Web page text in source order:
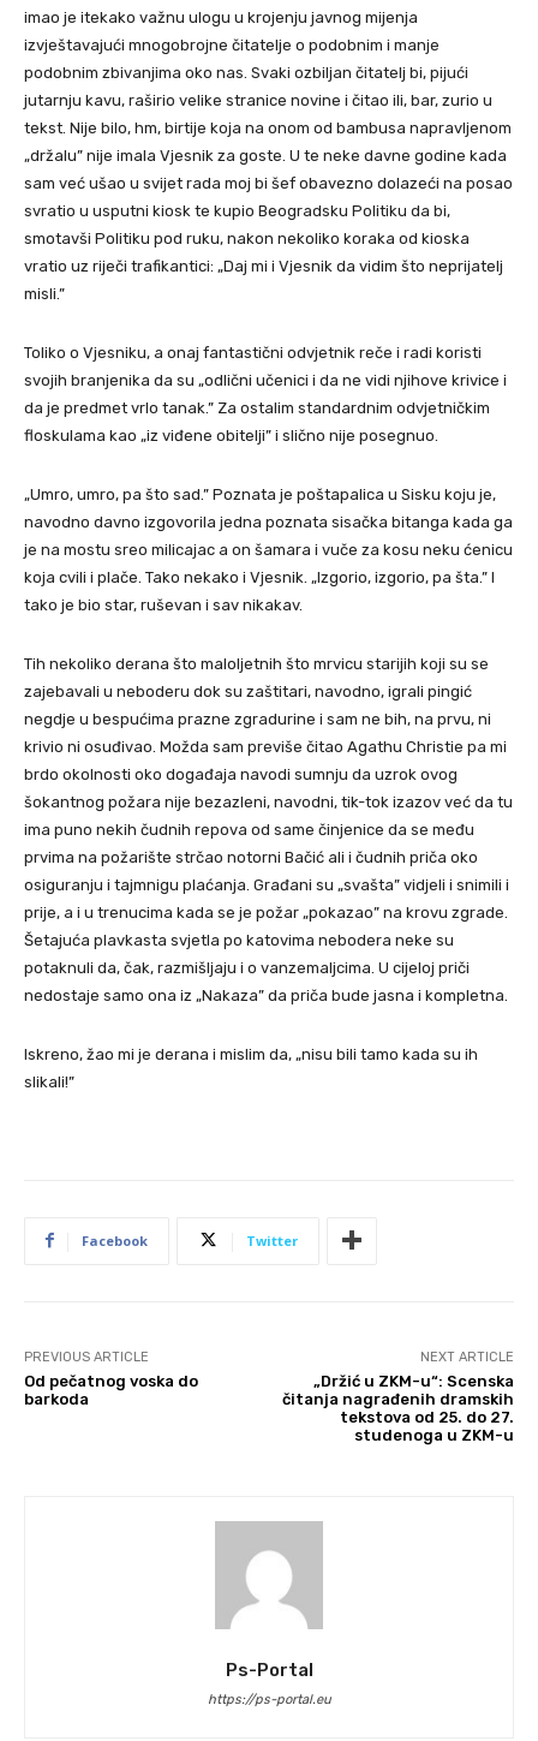
imao je itekako važnu ulogu u krojenju javnog mijenja
izvještavajući mnogobrojne čitatelje o podobnim i manje
podobnim zbivanjima oko nas. Svaki ozbiljan čitatelj bi, pijući
jutarnju kavu, raširio velike stranice novine i čitao ili, bar, zurio u
tekst. Nije bilo, hm, birtije koja na onom od bambusa napravljenom
„držalu” nije imala Vjesnik za goste. U te neke davne godine kada
sam već ušao u svijet rada moj bi šef obavezno dolazeći na posao
svratio u usputni kiosk te kupio Beogradsku Politiku da bi,
smotavši Politiku pod ruku, nakon nekoliko koraka od kioska
vratio uz riječi trafikantici: „Daj mi i Vjesnik da vidim što neprijatelj
misli.”
Toliko o Vjesniku, a onaj fantastični odvjetnik reče i radi koristi
svojih branjenika da su „odlični učenici i da ne vidi njihove krivice i
da je predmet vrlo tanak.” Za ostalim standardnim odvjetničkim
floskulama kao „iz viđene obitelji” i slično nije posegnuo.
„Umro, umro, pa što sad.” Poznata je poštapalica u Sisku koju je,
navodno davno izgovorila jedna poznata sisačka bitanga kada ga
je na mostu sreo milicajac a on šamara i vuče za kosu neku ćenicu
koja cvili i plače. Tako nekako i Vjesnik. „Izgorio, izgorio, pa šta.” I
tako je bio star, ruševan i sav nikakav.
Tih nekoliko derana što maloljetnih što mrvicu starijih koji su se
zajebavali u neboderu dok su zaštitari, navodno, igrali pingić
negdje u bespućima prazne zgradurine i sam ne bih, na prvu, ni
krivio ni osuđivao. Možda sam previše čitao Agathu Christie pa mi
brdo okolnosti oko događaja navodi sumnju da uzrok ovog
šokantnog požara nije bezazleni, navodni, tik-tok izazov već da tu
ima puno nekih čudnih repova od same činjenice da se među
prvima na požarište strčao notorni Bačić ali i čudnih priča oko
osiguranju i tajmnigu plaćanja. Građani su „svašta” vidjeli i snimili i
prije, a i u trenucima kada se je požar „pokazao” na krovu zgrade.
Šetajuća plavkasta svjetla po katovima nebodera neke su
potaknuli da, čak, razmišljaju i o vanzemaljcima. U cijeloj priči
nedostaje samo ona iz „Nakaza” da priča bude jasna i kompletna.
Iskreno, žao mi je derana i mislim da, „nisu bili tamo kada su ih
slikali!”
Facebook Twitter
PREVIOUS ARTICLE
Od pečatnog voska do
barkoda
NEXT ARTICLE
„Držić u ZKM-u“: Scenska
čitanja nagrađenih dramskih
tekstova od 25. do 27.
studenoga u ZKM-u
Ps-Portal
https://ps-portal.eu